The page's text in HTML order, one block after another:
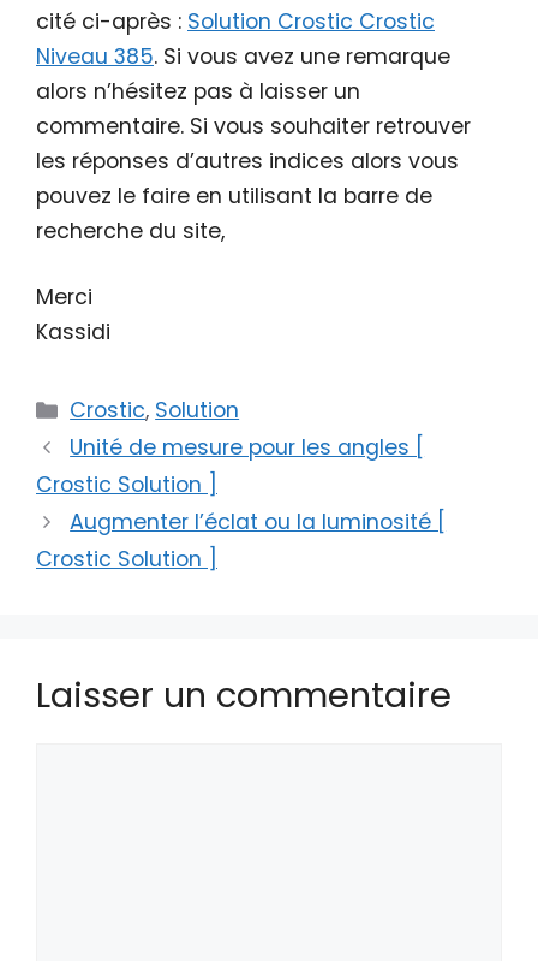
cité ci-après : Solution Crostic Crostic
Niveau 385. Si vous avez une remarque
alors n’hésitez pas à laisser un
commentaire. Si vous souhaiter retrouver
les réponses d’autres indices alors vous
pouvez le faire en utilisant la barre de
recherche du site,
Merci
Kassidi
Catégories
Crostic, Solution
Unité de mesure pour les angles [
Crostic Solution ]
Augmenter l’éclat ou la luminosité [
Crostic Solution ]
Laisser un commentaire